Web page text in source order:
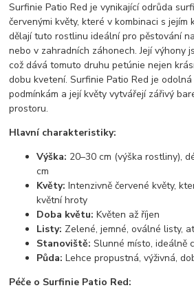
Surfinie Patio Red je vynikající odrůda
červenými květy, které v kombinaci s jejím
dělají tuto rostlinu ideální pro pěstování
nebo v zahradních záhonech. Její výhony
což dává tomuto druhu petúnie nejen
dobu kvetení. Surfinie Patio Red je
podmínkám a její květy vytvářejí zářivý
prostoru.
Hlavní charakteristiky:
Výška: 20–30 cm (výška rostliny),
cm
Květy: Intenzivně červené květy,
květní hroty
Doba květu: Květen až říjen
Listy: Zelené, jemné, oválné listy,
Stanoviště: Slunné místo, ideálně
Půda: Lehce propustná, výživná,
Péče o Surfinie Patio Red: